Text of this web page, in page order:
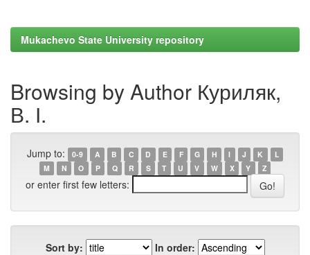
Mukachevo State University repository
Browsing by Author Куриляк,
В. І.
Jump to: 0-9 A B C D E F G H I J K
L
M
N O P Q R S T U V W X Y Z
or enter first few letters:
Sort by:
In order: